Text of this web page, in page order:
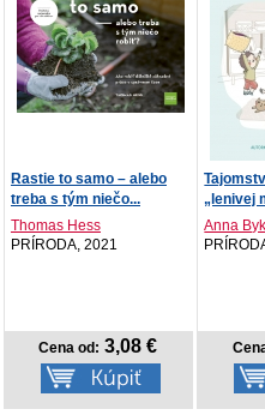
Rastie to samo – alebo
treba s tým niečo...
Thomas Hess
PRÍRODA, 2021
Cena od: 3,08 €
„lenivej
Anna